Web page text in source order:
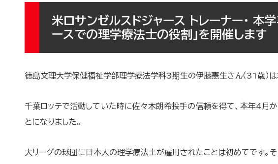
米ロサンゼルスドジャース トレーナー・ 本
ースでの理学療法士の役割」を開催します
徳島文理大学保健福祉学部理学療法学科3期生の伊藤憲生さん（31歳）
千葉ロッテで活動していた時に佐々木朗希投手の信頼を得て、本年4月か
とになりました。
大リーグの球団に日本人の理学療法士が雇用されたことは初めてです。そ